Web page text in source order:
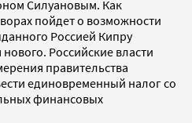
Силуановым. Как
пойдет о возможности
Россией Кипру
Российские власти
правительства
единовременный налог со
финансовых